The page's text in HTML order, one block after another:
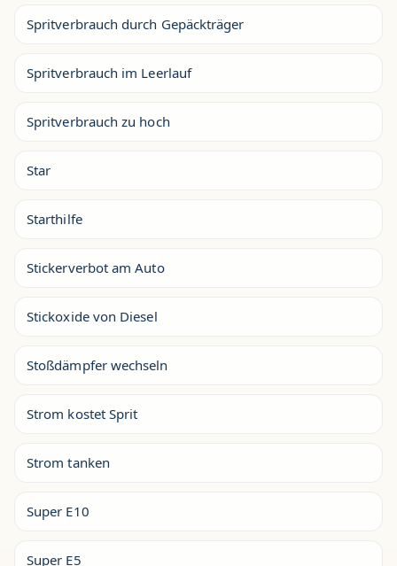
Spritverbrauch durch Gepäckträger
Spritverbrauch im Leerlauf
Spritverbrauch zu hoch
Star
Starthilfe
Stickerverbot am Auto
Stickoxide von Diesel
Stoßdämpfer wechseln
Strom kostet Sprit
Strom tanken
Super E10
Super E5